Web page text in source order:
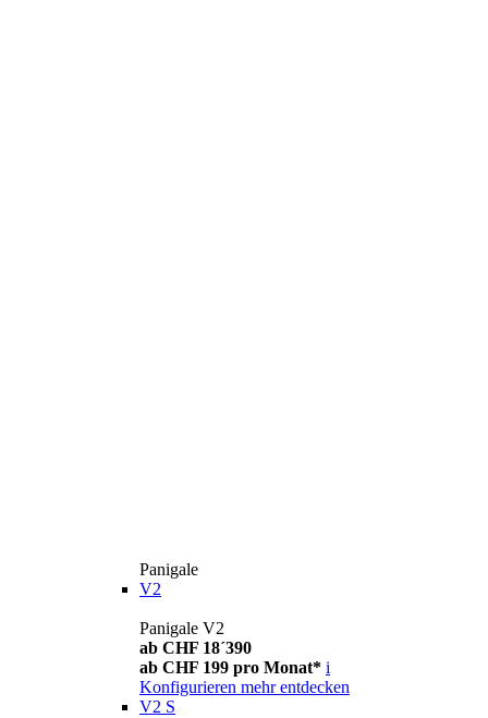
Panigale
V2
Panigale V2
ab CHF 18´390
ab CHF 199 pro Monat* i
Konfigurieren mehr entdecken
V2 S